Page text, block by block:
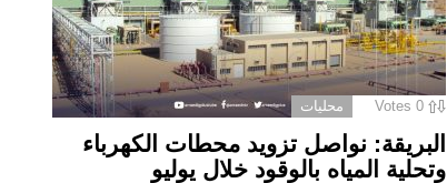
0
Votes محليات
البريقة: نواصل تزويد محطات الكهرباء
وتحلية المياه بالوقود خلال يوليو